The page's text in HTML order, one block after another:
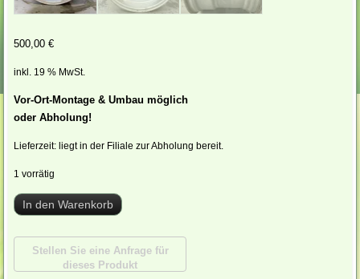
500,00€
inkl. 19 % MwSt.
Vor-Ort-Montage & Umbau möglich
oder Abholung!
Lieferzeit:liegt in der Filiale zur Abholung bereit.
1 vorrätig
Felgen:
27x32
Farbe:
silber/
ET
In den Warenkorb